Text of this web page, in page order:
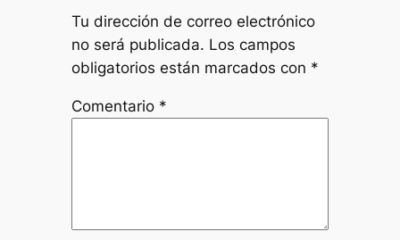
Tu dirección de correo electrónico
no será publicada. Los campos
obligatorios están marcados con *
Comentario *